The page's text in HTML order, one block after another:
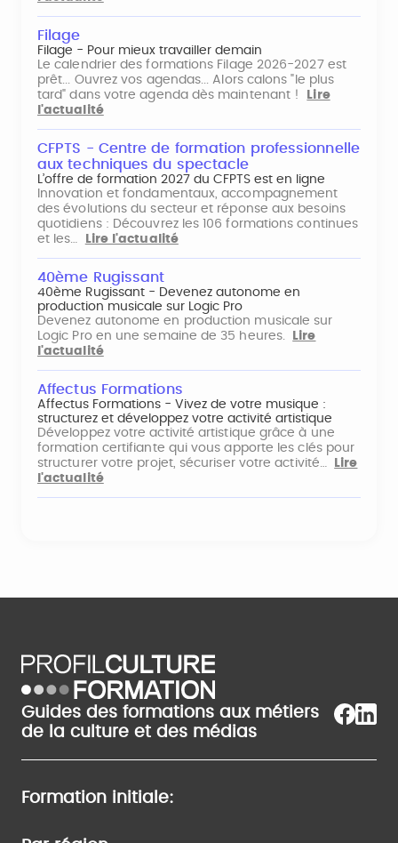
Filage
Filage - Pour mieux travailler demain
Le calendrier des formations Filage 2026-2027 est
prêt... Ouvrez vos agendas... Alors calons "le plus
tard" dans votre agenda dès maintenant !
Lire
l'actualité
CFPTS - Centre de formation professionnelle
aux techniques du spectacle
L’offre de formation 2027 du CFPTS est en ligne
Innovation et fondamentaux, accompagnement
des évolutions du secteur et réponse aux besoins
quotidiens : Découvrez les 106 formations continues
et les…
Lire l'actualité
40ème Rugissant
40ème Rugissant - Devenez autonome en
production musicale sur Logic Pro
Devenez autonome en production musicale sur
Logic Pro en une semaine de 35 heures.
Lire
l'actualité
Affectus Formations
Affectus Formations - Vivez de votre musique :
structurez et développez votre activité artistique
Développez votre activité artistique grâce à une
formation certifiante qui vous apporte les clés pour
structurer votre projet, sécuriser votre activité…
Lire
l'actualité
Guides des formations aux métiers
de la culture et des médias
Formation initiale: